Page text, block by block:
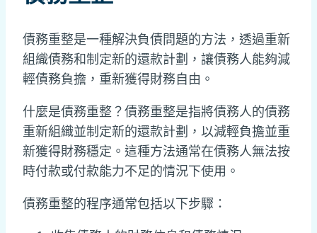
債務重整是一種解決負債問題的方法，透過重新
組織債務和制定新的還款計劃，讓債務人能夠減
輕債務負擔，重新獲得財務自由。
什麼是債務重整？債務重整是指將債務人的債務
重新組織並制定新的還款計劃，以減輕負擔並重
新獲得財務穩定。這種方法通常在債務人無法按
時付款或付款能力不足的情況下使用。
債務重整的程序通常包括以下步驟：